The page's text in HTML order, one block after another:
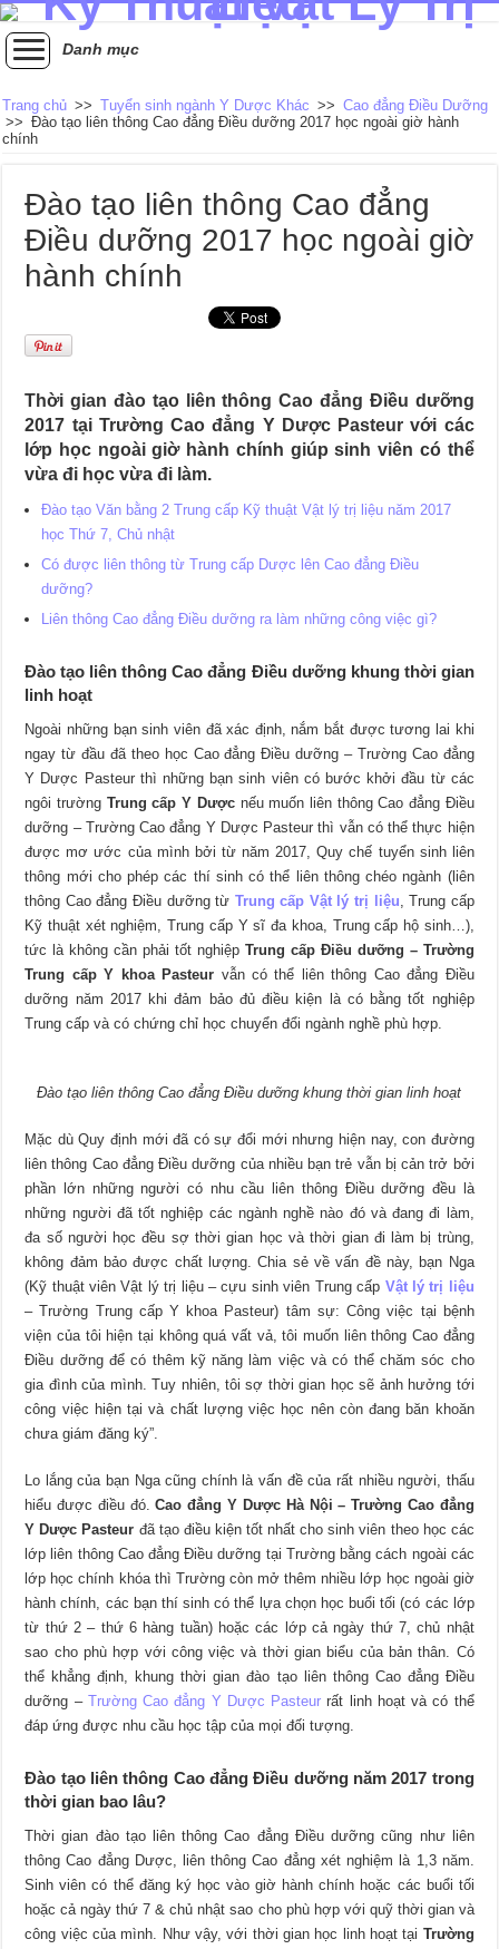
Danh mục
Trang chủ >> Tuyển sinh ngành Y Dược Khác >> Cao đẳng Điều Dưỡng
>> Đào tạo liên thông Cao đẳng Điều dưỡng 2017 học ngoài giờ hành
chính
Đào tạo liên thông Cao đẳng
Điều dưỡng 2017 học ngoài giờ
hành chính
Thời gian đào tạo liên thông Cao đẳng Điều dưỡng
2017 tại Trường Cao đẳng Y Dược Pasteur với các
lớp học ngoài giờ hành chính giúp sinh viên có thể
vừa đi học vừa đi làm.
Đào tạo Văn bằng 2 Trung cấp Kỹ thuật Vật lý trị liệu năm 2017
học Thứ 7, Chủ nhật
Có được liên thông từ Trung cấp Dược lên Cao đẳng Điều
dưỡng?
Liên thông Cao đẳng Điều dưỡng ra làm những công việc gì?
Đào tạo liên thông Cao đẳng Điều dưỡng khung thời gian
linh hoạt
Ngoài những bạn sinh viên đã xác định, nắm bắt được tương lai khi
ngay từ đầu đã theo học Cao đẳng Điều dưỡng – Trường Cao đẳng
Y Dược Pasteur thì những bạn sinh viên có bước khởi đầu từ các
ngôi trường Trung cấp Y Dượcnếu muốn liên thông Cao đẳng Điều
dưỡng – Trường Cao đẳng Y Dược Pasteur thì vẫn có thể thực hiện
được mơ ước của mình bởi từ năm 2017, Quy chế tuyển sinh liên
thông mới cho phép các thí sinh có thể liên thông chéo ngành (liên
thông Cao đẳng Điều dưỡng từ Trung cấp Vật lý trị liệu, Trung cấp
Kỹ thuật xét nghiệm, Trung cấp Y sĩ đa khoa, Trung cấp hộ sinh…),
tức là không cần phải tốt nghiệp Trung cấp Điều dưỡng – Trường
Trung cấp Y khoa Pasteur vẫn có thể liên thông Cao đẳng Điều
dưỡng năm 2017 khi đảm bảo đủ điều kiện là có bằng tốt nghiệp
Trung cấp và có chứng chỉ học chuyển đổi ngành nghề phù hợp.
Đào tạo liên thông Cao đẳng Điều dưỡng khung thời gian linh hoạt
Mặc dù Quy định mới đã có sự đổi mới nhưng hiện nay, con đường
liên thông Cao đẳng Điều dưỡng của nhiều bạn trẻ vẫn bị cản trở bởi
phần lớn những người có nhu cầu liên thông Điều dưỡng đều là
những người đã tốt nghiệp các ngành nghề nào đó và đang đi làm,
đa số người học đều sợ thời gian học và thời gian đi làm bị trùng,
không đảm bảo được chất lượng. Chia sẻ về vấn đề này, bạn Nga
(Kỹ thuật viên Vật lý trị liệu – cựu sinh viên Trung cấp Vật lý trị liệu
– Trường Trung cấp Y khoa Pasteur) tâm sự: Công việc tại bệnh
viện của tôi hiện tại không quá vất vả, tôi muốn liên thông Cao đẳng
Điều dưỡng để có thêm kỹ năng làm việc và có thể chăm sóc cho
gia đình của mình. Tuy nhiên, tôi sợ thời gian học sẽ ảnh hưởng tới
công việc hiện tại và chất lượng việc học nên còn đang băn khoăn
chưa giám đăng ký”.
Lo lắng của bạn Nga cũng chính là vấn đề của rất nhiều người, thấu
hiểu được điều đó.Cao đẳng Y Dược Hà Nội – Trường Cao đẳng
Y Dược Pasteur đã tạo điều kiện tốt nhất cho sinh viên theo học các
lớp liên thông Cao đẳng Điều dưỡng tại Trường bằng cách ngoài các
lớp học chính khóa thì Trường còn mở thêm nhiều lớp học ngoài giờ
hành chính, các bạn thí sinh có thể lựa chọn học buổi tối (có các lớp
từ thứ 2 – thứ 6 hàng tuần) hoặc các lớp cả ngày thứ 7, chủ nhật
sao cho phù hợp với công việc và thời gian biểu của bản thân. Có
thể khẳng định, khung thời gian đào tạo liên thông Cao đẳng Điều
dưỡng – Trường Cao đẳng Y Dược Pasteur rất linh hoạt và có thể
đáp ứng được nhu cầu học tập của mọi đối tượng.
Đào tạo liên thông Cao đẳng Điều dưỡng năm 2017 trong
thời gian bao lâu?
Thời gian đào tạo liên thông Cao đẳng Điều dưỡng cũng như liên
thông Cao đẳng Dược, liên thông Cao đẳng xét nghiệm là 1,3 năm.
Sinh viên có thể đăng ký học vào giờ hành chính hoặc các buổi tối
hoặc cả ngày thứ 7 & chủ nhật sao cho phù hợp với quỹ thời gian và
công việc của mình. Như vậy, với thời gian học linh hoạt tại Trường